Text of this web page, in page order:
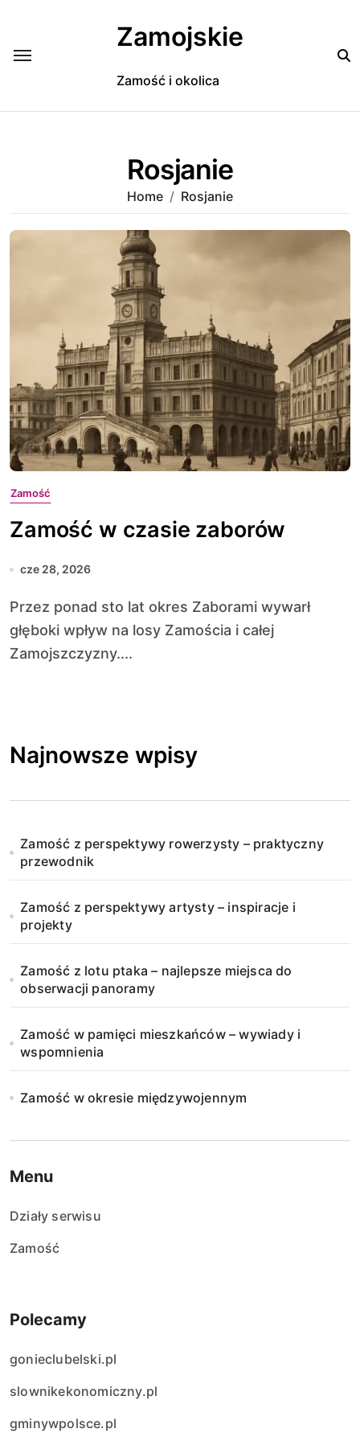
Zamojskie
Zamość i okolica
Rosjanie
Home Rosjanie
Zamość
Zamość w czasie zaborów
cze 28, 2026
Przez ponad sto lat okres Zaborami wywarł
głęboki wpływ na losy Zamościa i całej
Zamojszczyzny....
Najnowsze wpisy
Zamość z perspektywy rowerzysty – praktyczny
przewodnik
Zamość z perspektywy artysty – inspiracje i
projekty
Zamość z lotu ptaka – najlepsze miejsca do
obserwacji panoramy
Zamość w pamięci mieszkańców – wywiady i
wspomnienia
Zamość w okresie międzywojennym
Menu
Działy serwisu
Zamość
Polecamy
gonieclubelski.pl
slownikekonomiczny.pl
gminywpolsce.pl